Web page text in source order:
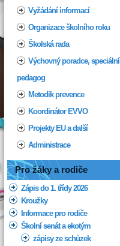
Vyžádání informací
Organizace školního roku
Školská rada
Výchovný poradce, speciální
pedagog
Metodik prevence
Koordinátor EVVO
Projekty EU a další
Administrace
Pro žáky a rodiče
Zápis do 1. třídy 2026
Kroužky
Informace pro rodiče
Školní senát a ekotým
zápisy ze schůzek